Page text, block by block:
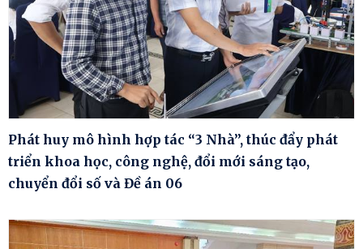
Phát huy mô hình hợp tác “3 Nhà”, thúc đẩy phát
triển khoa học, công nghệ, đổi mới sáng tạo,
chuyển đổi số và Đề án 06